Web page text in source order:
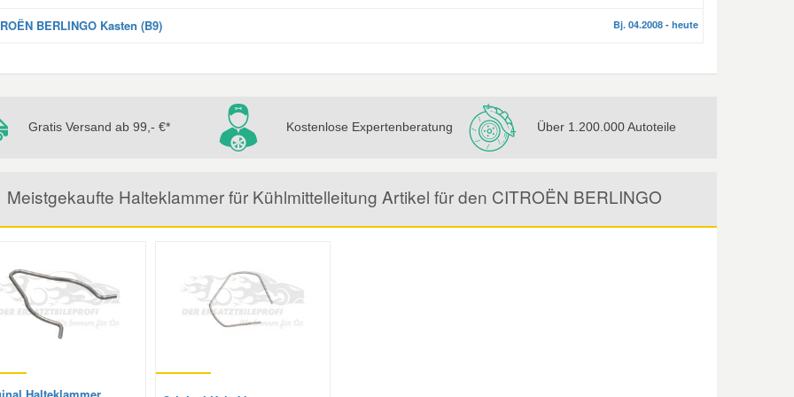
BERLINGO Kasten (B9) Bj. 04.2008 - heute
Gratis Versand ab 99,- €* Kostenlose Expertenberatung Über 1.200.000 Autoteile
Meistgekaufte Halteklammer für Kühlmittelleitung Artikel für den CITROËN BERLINGO